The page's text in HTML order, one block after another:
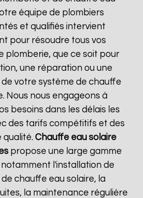
équipe de plombiers
et qualifiés intervient
pour résoudre tous vos
plomberie, que ce soit pour
une réparation ou une
votre système de chauffe
Nous nous engageons à
besoins dans les délais les
des tarifs compétitifs et des
qualité. Chauffe eau solaire
propose une large gamme
notamment l'installation de
chauffe eau solaire, la
la maintenance régulière